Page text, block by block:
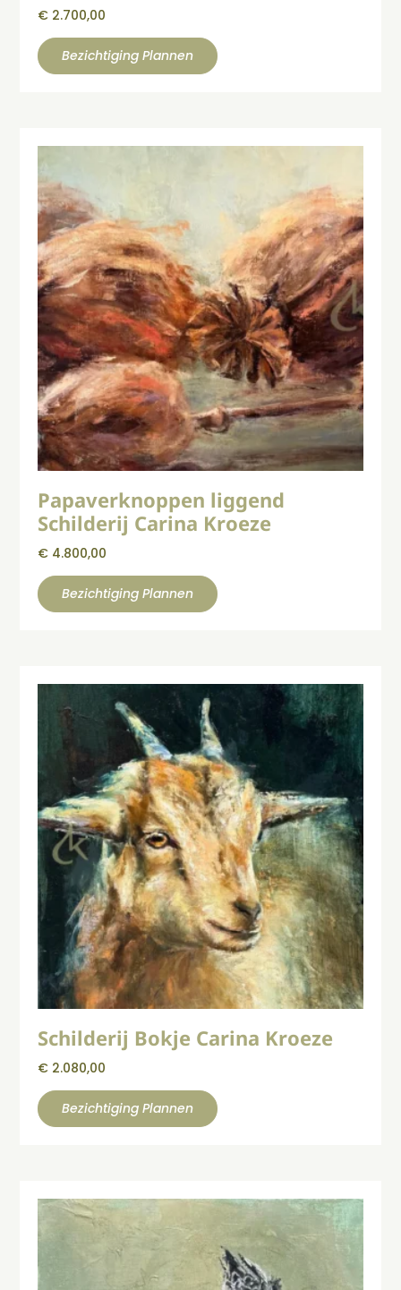
€ 2.700,00
Bezichtiging Plannen
Papaverknoppen liggend
Schilderij Carina Kroeze
€ 4.800,00
Bezichtiging Plannen
Schilderij Bokje Carina Kroeze
€ 2.080,00
Bezichtiging Plannen